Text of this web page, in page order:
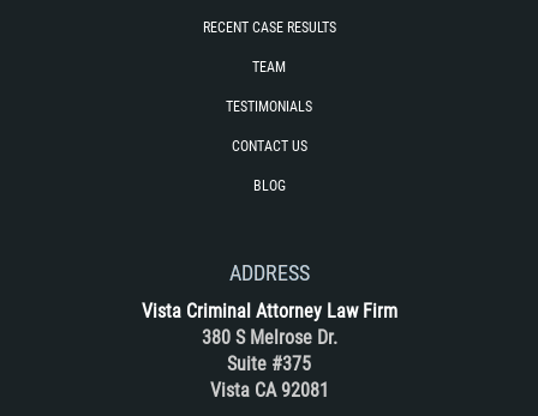
RECENT CASE RESULTS
TEAM
TESTIMONIALS
CONTACT US
BLOG
ADDRESS
Vista Criminal Attorney Law Firm
380 S Melrose Dr.
Suite #375
Vista CA 92081